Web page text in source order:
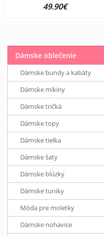
49.90€
Dámske oblečenie
Dámske bundy a kabáty
Dámske mikiny
Dámske tričká
Dámske topy
Dámske tielka
Dámske šaty
Dámske blúzky
Dámske tuniky
Móda pre moletky
Dámske nohavice